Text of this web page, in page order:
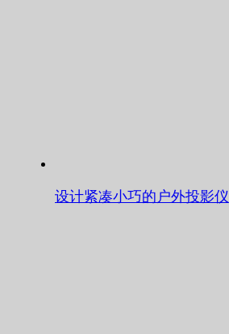
设计紧凑小巧的户外投影仪